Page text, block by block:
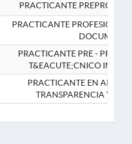
PRACTICANTE
PRACTICANTE
PRACTICANTE PRE -
T&EACUTE;CNICO
PRACTICANTE EN APOYO
TRANSPARENCIA Y